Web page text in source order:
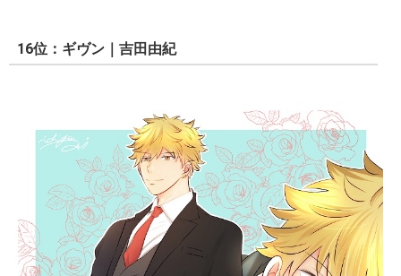
16位：ギヴン｜吉田由紀